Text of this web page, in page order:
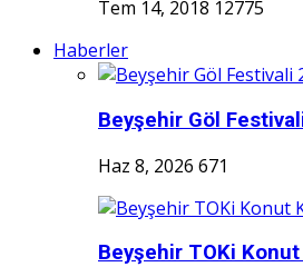
Tem 14, 2018 12775
Haberler
Beyşehir Göl
Haz 8, 2026 671
Beyşehir TOKi